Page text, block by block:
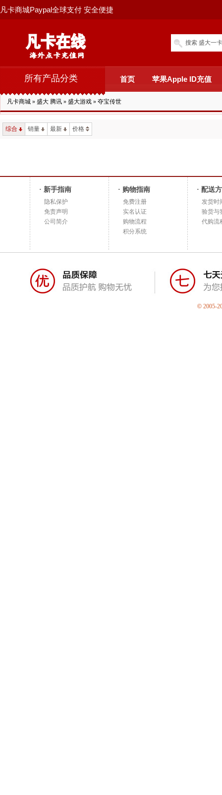
凡卡商城Paypal全球支付 安全便捷
搜索 盛大一
所有产品分类 首页 苹果Apple ID充值
凡卡商城 » 盛大 腾讯 » 盛大游戏 » 夺宝传世
综合 销量 最新 价格
· 新手指南
隐私保护
免责声明
公司简介
· 购物指南
免费注册
实名认证
购物流程
积分系统
· 配送
发货时
验货与
代购流
© 2005-